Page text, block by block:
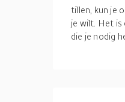
tillen, kun je
je wilt. Het
die je nodig